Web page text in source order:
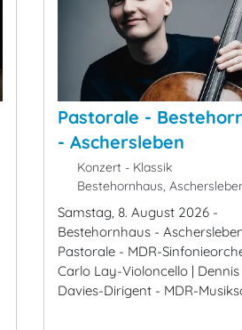
Pastorale -
- Aschersleben
Konzert - Klassik
Bestehornhaus,
Samstag, 8. August 2026 -
Bestehornhaus -
Pastorale - MDR-
Carlo Lay-Violoncello | Dennis
Davies-Dirigent - MDR-